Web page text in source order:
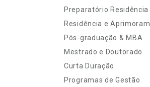
Preparatório Residência
Residência e
Pós-graduação & MBA
Mestrado e Doutorado
Curta Duração
Programas de Gestão